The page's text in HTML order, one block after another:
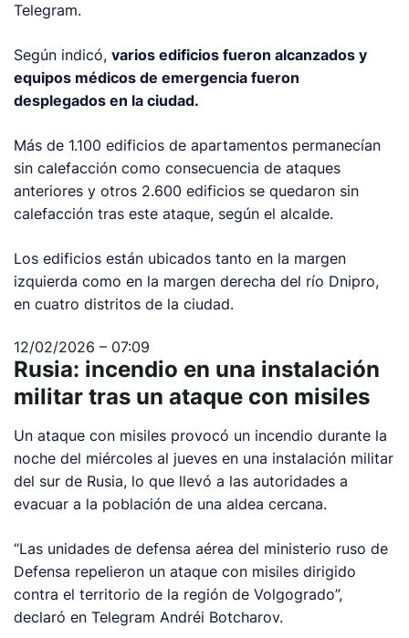
Telegram.
Según indicó,varios edificios fueron alcanzados y
equipos médicos de emergencia fueron
desplegados en la ciudad.
Más de 1.100 edificios de apartamentos permanecían
sin calefacción como consecuencia de ataques
anteriores y otros 2.600 edificios se quedaron sin
calefacción tras este ataque, según el alcalde.
Los edificios están ubicados tanto en la margen
izquierda como en la margen derecha del río Dnipro,
en cuatro distritos de la ciudad.
12/02/2026 – 07:09
Rusia: incendio en una instalación
militar tras un ataque con misiles
Un ataque con misiles provocó un incendio durante la
noche del miércoles al jueves en una instalación militar
del sur de Rusia, lo que llevó a las autoridades a
evacuar a la población de una aldea cercana.
“Las unidades de defensa aérea del ministerio ruso de
Defensa repelieron un ataque con misiles dirigido
contra el territorio de la región de Volgogrado”,
declaró en Telegram Andréi Botcharov.